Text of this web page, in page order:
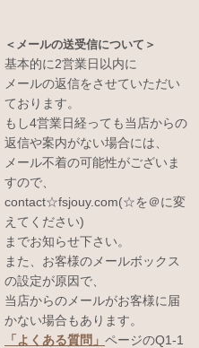
＜メールの送受信について＞
基本的に2営業日以内に
メールの返信をさせていただい
ております。
もし4営業日経っても当店からの
返信や案内がない場合には、
メール不着の可能性がございま
すので、
contact☆fsjouy.com(☆を＠に変
えてください)
までお知らせ下さい。
また、お客様のメールボックス
の設定が原因で、
当店からのメールがお客様に届
かない場合もあります。
「よくある質問」 ページのQ1-1